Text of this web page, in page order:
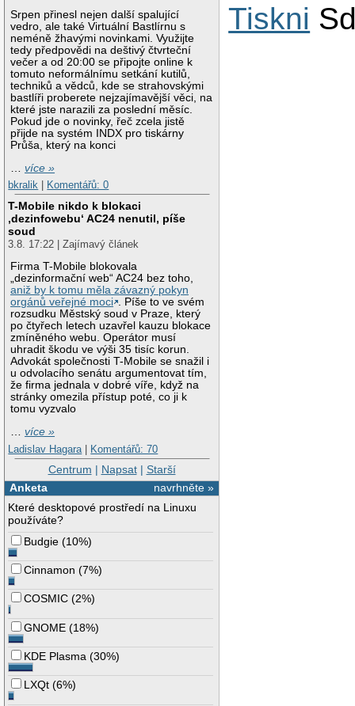
Srpen přinesl nejen další spalující
vedro, ale také Virtuální Bastlírnu s
neméně žhavými novinkami. Využijte
tedy předpovědi na deštivý čtvrteční
večer a od 20:00 se připojte online k
tomuto neformálnímu setkání kutilů,
techniků a vědců, kde se strahovskými
bastlíři proberete nejzajímavější věci, na
které jste narazili za poslední měsíc.
Pokud jde o novinky, řeč zcela jistě
přijde na systém INDX pro tiskárny
Průša, který na konci
…více »
bkralik
Komentářů: 0
T-Mobile nikdo k blokaci
‚dezinfowebu‘ AC24 nenutil, píše
soud
3.8. 17:22 | Zajímavý článek
Firma T-Mobile blokovala
„dezinformační web“ AC24 bez toho,
aniž by k tomu měla závazný pokyn
orgánů veřejné moci . Píše to ve svém
rozsudku Městský soud v Praze, který
po čtyřech letech uzavřel kauzu blokace
zmíněného webu. Operátor musí
uhradit škodu ve výši 35 tisíc korun.
Advokát společnosti T-Mobile se snažil i
u odvolacího senátu argumentovat tím,
že firma jednala v dobré víře, když na
stránky omezila přístup poté, co ji k
tomu vyzvalo
…více »
Ladislav Hagara | Komentářů: 70
Centrum | Napsat| Starší
navrhněte »
Anketa
Které desktopové prostředí na Linuxu
používáte?
Budgie (10%)
Cinnamon (7%)
COSMIC (2%)
GNOME (18%)
KDE Plasma (30%)
LXQt (6%)
Tiskni